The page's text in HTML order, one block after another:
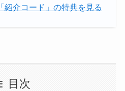
紹介コード」の特典を見る
目次